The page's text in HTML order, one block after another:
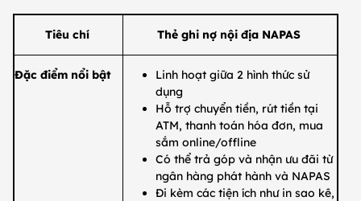
​​Tiêu chí ​Thẻ ghi nợ nội địa NAPAS
​Đặc điểm nổi bật
​Linh hoạt giữa 2 hình thức sử
dụng
​Hỗ trợ chuyển tiền, rút tiền tại
ATM, thanh toán hóa đơn, mua
sắm online/offline
​Có thể trả góp và nhận ưu đãi từ
ngân hàng phát hành và NAPAS
​Đi kèm các tiện ích như in sao kê,